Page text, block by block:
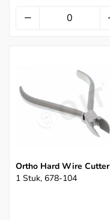
Ortho Hard Wire Cutter
1 Stuk, 678-104